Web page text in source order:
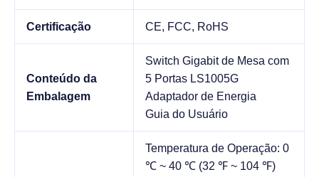
Certificação CE, FCC, RoHS
Conteúdo da
Embalagem
Switch Gigabit de Mesa com
5 Portas LS1005G
Adaptador de Energia
Guia do Usuário
Temperatura de Operação: 0
℃ ~ 40 ℃ (32 ℉ ~ 104 ℉)